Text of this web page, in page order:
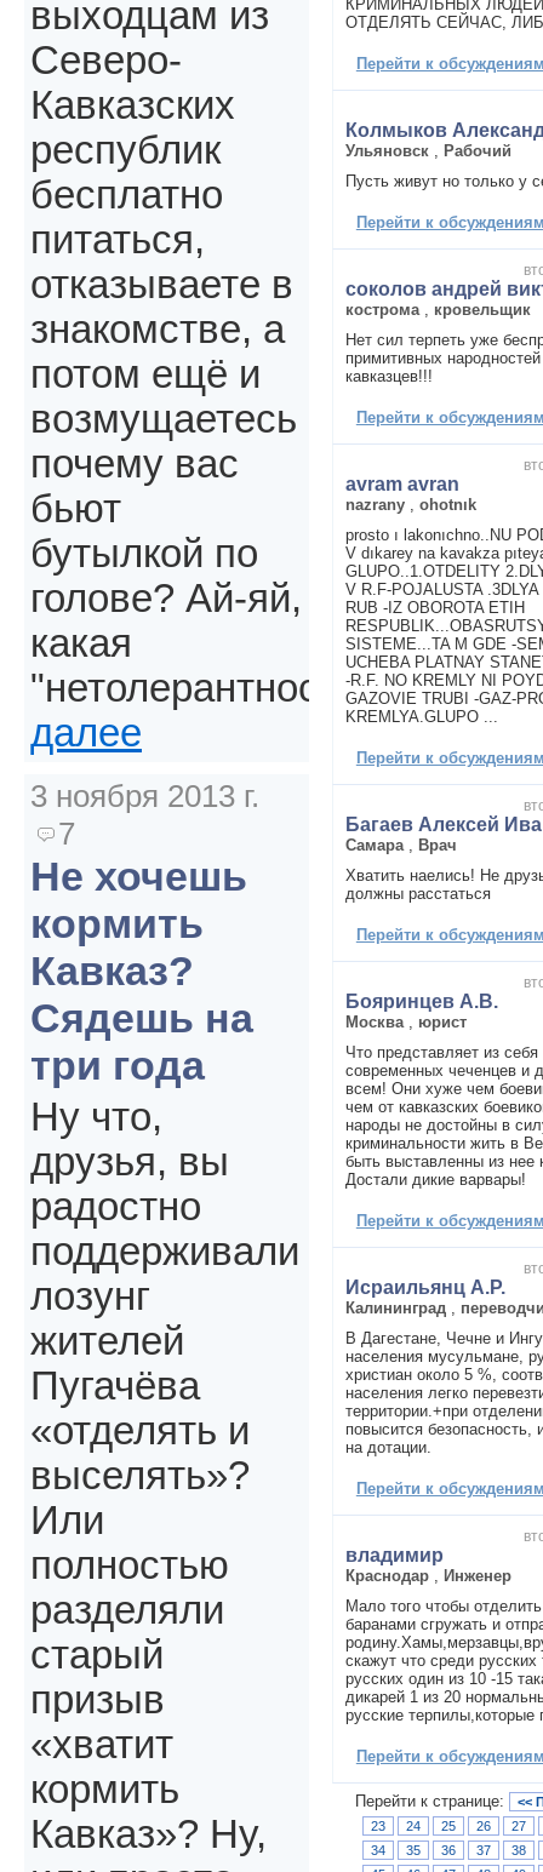
КРИМИНАЛЬНЫХ
ОТДЕЛЯТЬ СЕЙЧАС,
Перейти к
Колмыков
Ульяновск
Рабочий
Пусть живут но только у
Перейти к
соколов андрей
кострома
кровельщик
Нет сил терпеть уже
примитивных
кавказцев!!!
Перейти к
avram avran
nazrany
ohotnık
prosto ı lakonıchno..NU
V dıkarey na kavakza
GLUPO..1.OTDELITY
V R.F-POJALUSTA
RUB -IZ OBOROTA ETIH
SISTEME...TA M GDE -
UCHEBA PLATNAY
-R.F. NO KREMLY NI
GAZOVIE TRUBI -GAZ-
KREMLYA.GLUPO ...
Перейти к
Багаев Алексей
Самара
Врач
Хватить наелись! Не
должны расстаться
Перейти к
Бояринцев А.В.
Москва
юрист
Что представляет из
современных чеченцев и
всем! Они хуже чем
чем от кавказских
народы не достойны в
криминальности жить в
быть выставленны из нее
Достали дикие варвары!
Перейти к
Исраильянц А.Р.
Калининград
В Дагестане, Чечне и
населения мусульмане,
христиан около 5 %,
населения легко
территории.+при
повысится
на дотации.
Перейти к
владимир
Краснодар
Инженер
Мало того чтобы
баранами сгружать и
скажут что среди
русских один из 10 -15
дикарей 1 из 20
русские терпилы,которые
Перейти к
Перейти к странице:
<<
23
24 25 26
27
34
35 36 37
38
выходцам из
Северо-
Кавказских
республик
бесплатно
питаться,
отказываете в
знакомстве, а
потом ещё и
возмущаетесь
почему вас
бьют
бутылкой по
голове? Ай-яй,
какая
"нетолерантность".
далее
3 ноября 2013 г.
7
Не хочешь
кормить
Кавказ?
Сядешь на
три года
Ну что,
друзья, вы
радостно
поддерживали
лозунг
жителей
Пугачёва
«отделять и
выселять»?
Или
полностью
разделяли
старый
призыв
«хватит
кормить
Кавказ»? Ну,